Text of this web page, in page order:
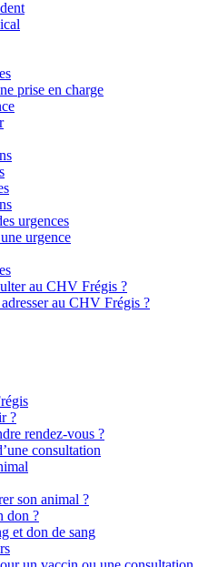
prise en charge
urgences
urgence
au CHV Frégis ?
au CHV Frégis ?
?
rendez-vous ?
consultation
son animal ?
don ?
et don de sang